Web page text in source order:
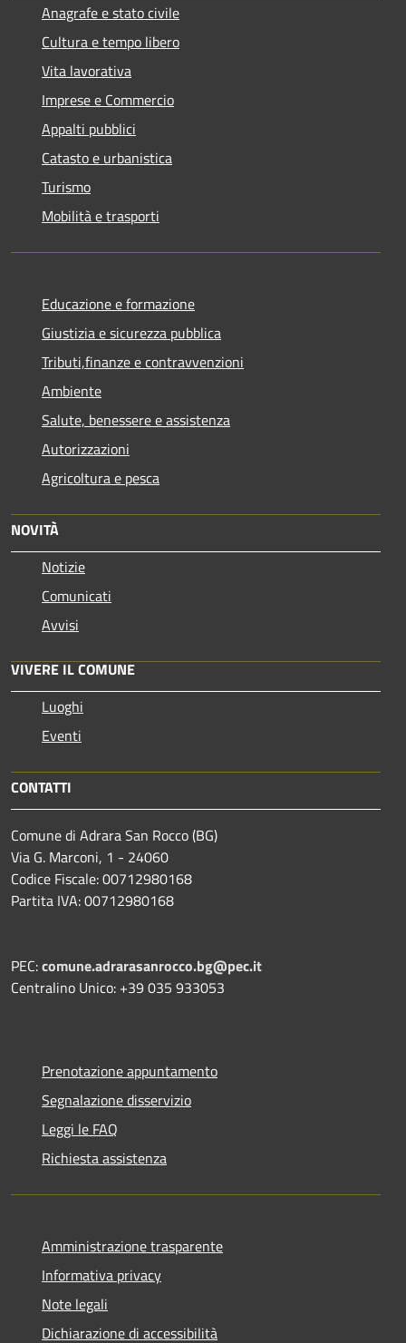
Anagrafe e stato civile
Cultura e tempo libero
Vita lavorativa
Imprese e Commercio
Appalti pubblici
Catasto e urbanistica
Turismo
Mobilità e trasporti
Educazione e formazione
Giustizia e sicurezza pubblica
Tributi,finanze e contravvenzioni
Ambiente
Salute, benessere e assistenza
Autorizzazioni
Agricoltura e pesca
NOVITÀ
Notizie
Comunicati
Avvisi
VIVERE IL COMUNE
Luoghi
Eventi
CONTATTI
Comune di Adrara San Rocco (BG)
Via G. Marconi, 1 - 24060
Codice Fiscale: 00712980168
Partita IVA: 00712980168
PEC:comune.adrarasanrocco.bg@pec.it
Centralino Unico: +39 035 933053
Prenotazione appuntamento
Segnalazione disservizio
Leggi le FAQ
Richiesta assistenza
Amministrazione trasparente
Informativa privacy
Note legali
Dichiarazione di accessibilità